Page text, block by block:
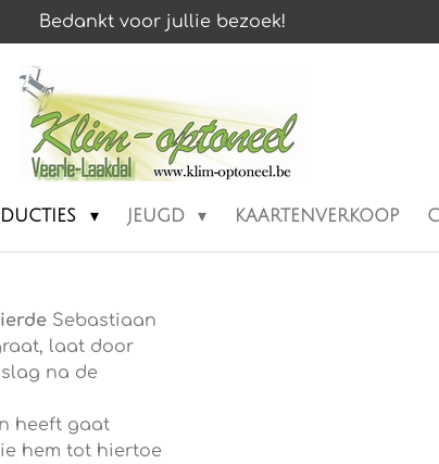
Bedankt voor jullie bezoek!
JEUGD KAARTENVERKOOP
Sebastiaan
laat door
na de
heeft gaat
hem tot hiertoe